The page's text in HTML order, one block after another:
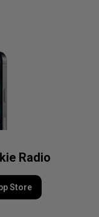
Radio
Store